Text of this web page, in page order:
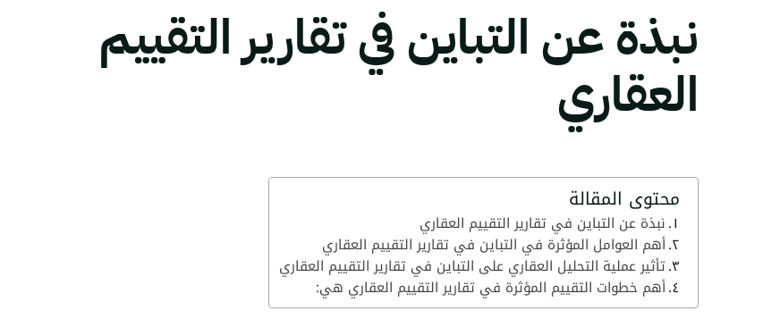
نبذة عن التباين في تقارير التقييم
العقاري
محتوى المقالة
نبذة عن التباين في تقارير التقييم العقاري
أهم العوامل المؤثرة في التباين في تقارير التقييم العقاري
تأثير عملية التحليل العقاري على التباين في تقارير التقييم العقاري
أهم خطوات التقييم المؤثرة في تقارير التقييم العقاري هي: